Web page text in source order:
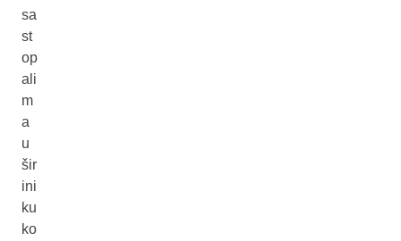
sa
st
op
ali
m
a
u
šir
ini
ku
ko